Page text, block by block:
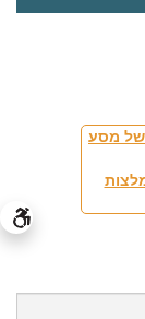
של מסע